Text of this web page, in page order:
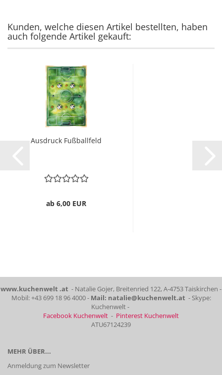
Kunden, welche diesen Artikel bestellten, haben
auch folgende Artikel gekauft:
Ausdruck Fußballfeld
ab 6,00 EUR
www.kuchenwelt .at - Natalie Gojer, Breitenried 122, A-4753 Taiskirchen -
Mobil: +43 699 18 96 4000 - Mail: natalie@kuchenwelt.at - Skype:
Kuchenwelt -
Facebook Kuchenwelt - Pinterest Kuchenwelt
ATU67124239
MEHR ÜBER...
Anmeldung zum Newsletter